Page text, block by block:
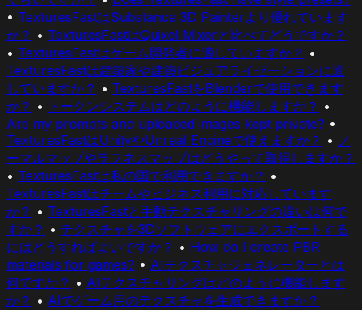
• TexturesFastはSubstance 3D Painterより優れています
か？ • TexturesFastはQuixel Mixerと比べてどうですか？
• TexturesFastはゲーム開発者に適していますか？ •
TexturesFastは建築家や建築ビジュアライゼーションに適
していますか？ • TexturesFastをBlenderで使用できます
か？ • トークンシステムはどのように機能しますか？ •
Are my prompts and uploaded images kept private? •
TexturesFastはUnityやUnreal Engineで使えますか？ • ノ
ーマルマップやラフネスマップはどうやって取得しますか？
• TexturesFastは私の国で利用できますか？ •
TexturesFastはチームやビジネス利用に対応しています
か？ • TexturesFastと手動テクスチャリングの違いは何で
すか？ • テクスチャを3Dソフトウェアにエクスポートする
にはどうすればよいですか？ • How do I create PBR
materials for games? • AIテクスチャジェネレーターとは
何ですか？ • AIテクスチャリングはどのように機能します
か？ • AIでゲーム用のテクスチャを生成できますか？